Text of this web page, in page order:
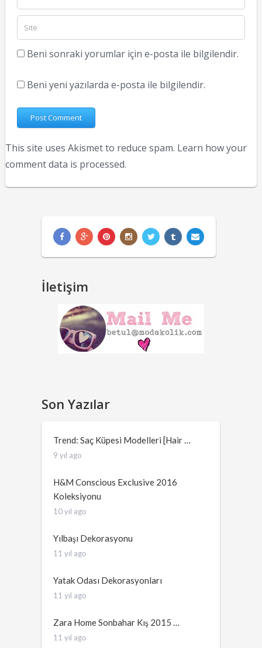
Beni sonraki yorumlar için e-posta ile bilgilendir.
Beni yeni yazılarda e-posta ile bilgilendir.
This site uses Akismet to reduce spam. Learn how your
comment data is processed.
İletişim
Son Yazılar
Trend: Saç Küpesi Modelleri [Hair …
9 yıl ago
H&M Conscious Exclusive 2016
Koleksiyonu
10 yıl ago
Yılbaşı Dekorasyonu
11 yıl ago
Yatak Odası Dekorasyonları
11 yıl ago
Zara Home Sonbahar Kış 2015 …
11 yıl ago